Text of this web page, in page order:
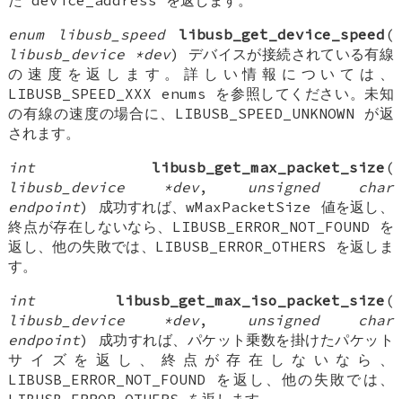
enum libusb_speed
libusb_get_device_speed (
libusb_device *dev) デバイスが接続されている有線
の速度を返します。詳しい情報については、
LIBUSB_SPEED_XXX enums を参照してください。未知
の有線の速度の場合に、LIBUSB_SPEED_UNKNOWN が返
されます。
int
libusb_get_max_packet_size (
libusb_device *dev, unsigned char
endpoint) 成功すれば、wMaxPacketSize 値を返し、
終点が存在しないなら、LIBUSB_ERROR_NOT_FOUND を
返し、他の失敗では、LIBUSB_ERROR_OTHERS を返しま
す。
int
libusb_get_max_iso_packet_size (
libusb_device *dev, unsigned char
endpoint) 成功すれば、パケット乗数を掛けたパケット
サイズを返し、終点が存在しないなら、
LIBUSB_ERROR_NOT_FOUND を返し、他の失敗では、